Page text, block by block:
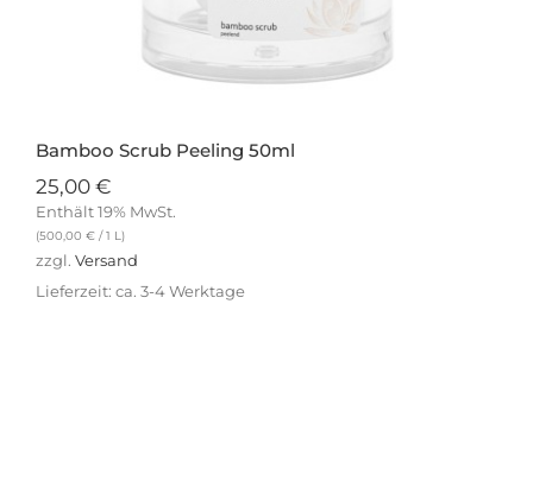
Bamboo Scrub Peeling 50ml
25,00 €
Enthält 19% MwSt.
(500,00 € / 1 L)
zzgl. Versand
Lieferzeit: ca. 3-4 Werktage